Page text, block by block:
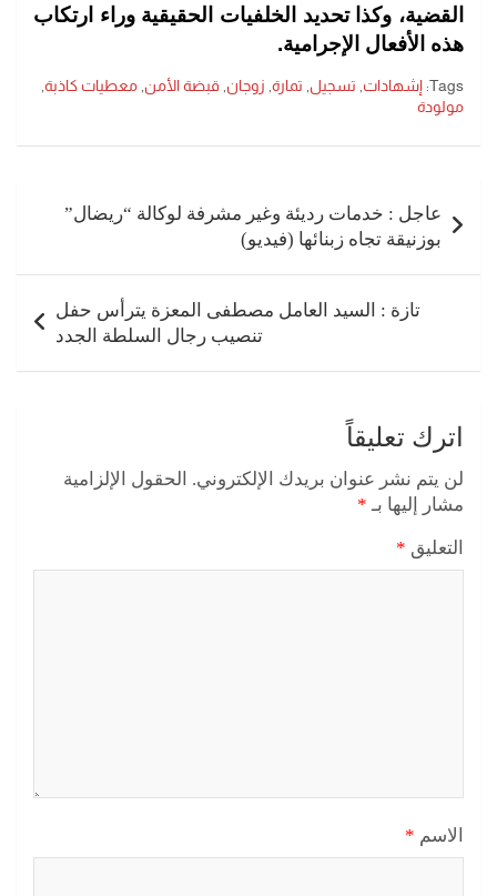
القضية، وكذا تحديد الخلفيات الحقيقية وراء ارتكاب
هذه الأفعال الإجرامية.
Tags: إشهادات, تسجيل, تمارة, زوجان, قبضة الأمن, معطيات كاذبة,
مولودة
المقالاتعاجل : خدمات رديئة وغير مشرفة لوكالة “ريضال”
بوزنيقة تجاه زبنائها (فيديو)
تازة : السيد العامل مصطفى المعزة يترأس حفل
تنصيب رجال السلطة الجدد
اترك تعليقاً
لن يتم نشر عنوان بريدك الإلكتروني. الحقول الإلزامية
مشار إليها بـ *
التعليق *
الاسم *